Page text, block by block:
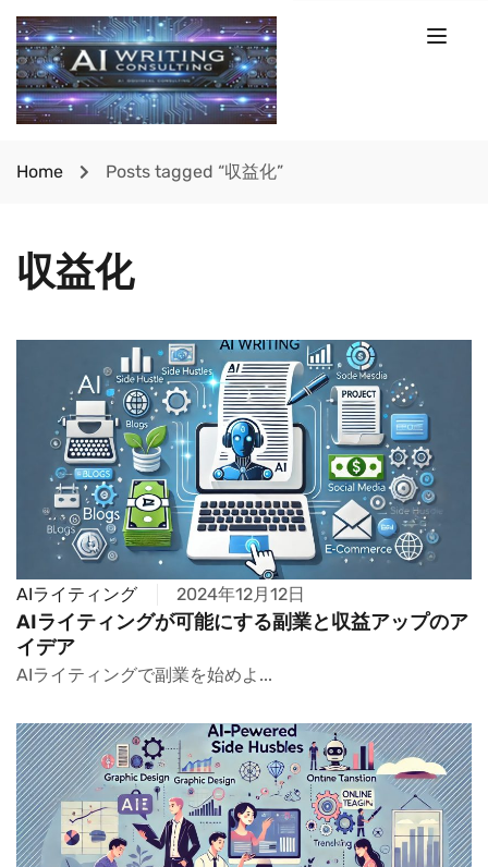
Home Posts tagged “収益化”
収益化
AIライティング 2024年12月12日
AIライティングが可能にする副業と収益アップのア
イデア
AIライティングで副業を始めよ...